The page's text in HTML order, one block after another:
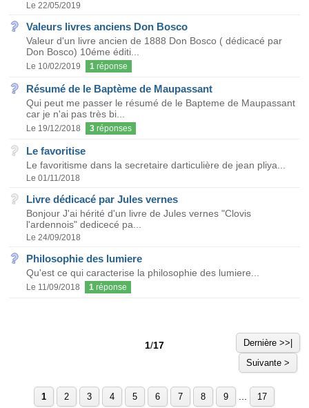
Le 22/05/2019
Valeurs livres anciens Don Bosco
Valeur d'un livre ancien de 1888 Don Bosco ( dédicacé par
Don Bosco) 10éme éditi...
Le 10/02/2019 1 réponse
Résumé de le Baptème de Maupassant
Qui peut me passer le résumé de le Bapteme de Maupassant
car je n'ai pas très bi...
Le 19/12/2018 3 réponses
Le favoritise
Le favoritisme dans la secretaire darticulière de jean pliya...
Le 01/11/2018
Livre dédicacé par Jules vernes
Bonjour J'ai hérité d'un livre de Jules vernes "Clovis
l'ardennois" dedicecé pa...
Le 24/09/2018
Philosophie des lumiere
Qu'est ce qui caracterise la philosophie des lumiere...
Le 11/09/2018 1 réponse
1/17
Dernière >>|
Suivante >
1 2 3 4 5 6 7 8 9 17